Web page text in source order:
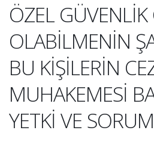
ÖZEL GÜVENLİK
OLABİLMENİN
BU KİŞİLERİN
MUHAKEMESİ
YETKİ VE